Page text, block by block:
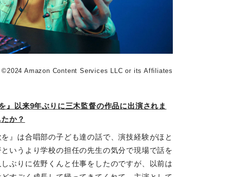
©︎2024 Amazon Content Services LLC or its Affiliates
』以来9年ぶりに三木監督の作品に出演されま
か？
』は合唱部の子ども達の話で、演技経験がほと
いうより学校の担任の先生の気分で現場で話を
ぶりに佐野くんと仕事をしたのですが、以前は